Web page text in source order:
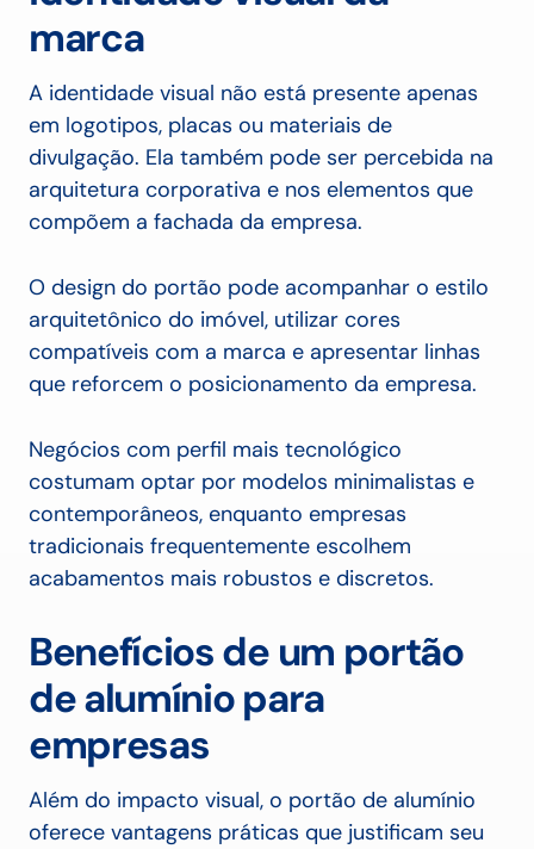
marca
A identidade visual não está presente apenas
em logotipos, placas ou materiais de
divulgação. Ela também pode ser percebida na
arquitetura corporativa e nos elementos que
compõem a fachada da empresa.
O design do portão pode acompanhar o estilo
arquitetônico do imóvel, utilizar cores
compatíveis com a marca e apresentar linhas
que reforcem o posicionamento da empresa.
Negócios com perfil mais tecnológico
costumam optar por modelos minimalistas e
contemporâneos, enquanto empresas
tradicionais frequentemente escolhem
acabamentos mais robustos e discretos.
Benefícios de um portão
de alumínio para
empresas
Além do impacto visual, o portão de alumínio
oferece vantagens práticas que justificam seu